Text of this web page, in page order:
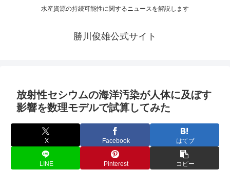
水産資源の持続可能性に関するニュースを解説します
勝川俊雄公式サイト
放射性セシウムの海洋汚染が人体に及ぼす
影響を数理モデルで試算してみた
X Facebook はてブ
LINE Pinterest コピー